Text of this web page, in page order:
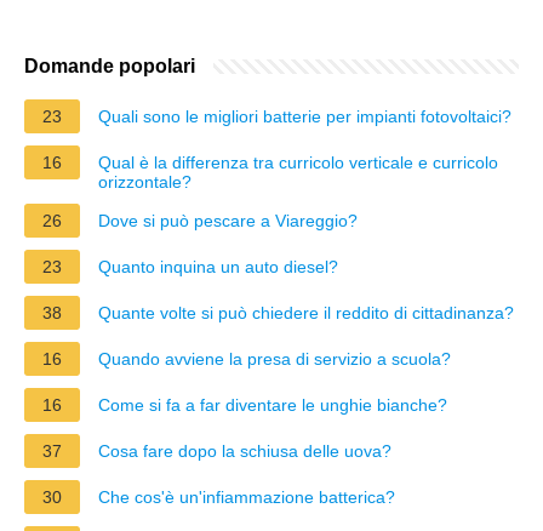
Domande popolari
23 Quali sono le migliori batterie per impianti fotovoltaici?
16
Qual è la differenza tra curricolo verticale e curricolo
orizzontale?
26
Dove si può pescare a Viareggio?
23 Quanto inquina un auto diesel?
38 Quante volte si può chiedere il reddito di cittadinanza?
16 Quando avviene la presa di servizio a scuola?
16 Come si fa a far diventare le unghie bianche?
37 Cosa fare dopo la schiusa delle uova?
30 Che cos'è un'infiammazione batterica?